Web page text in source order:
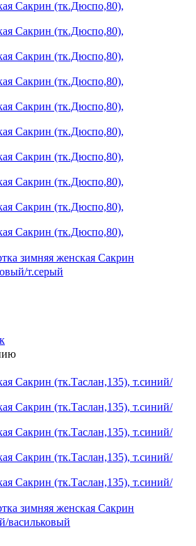
зимняя женская Сакрин
т.серый
зимняя женская Сакрин
васильковый